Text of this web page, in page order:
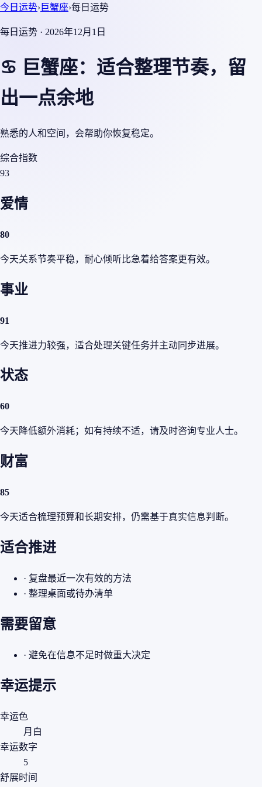
今日运势›巨蟹座›每日运势
每日运势 · 2026年12月1日
♋ 巨蟹座：适合整理节奏，留
出一点余地
熟悉的人和空间，会帮助你恢复稳定。
综合指数
93
爱情
80
今天关系节奏平稳，耐心倾听比急着给答案更有效。
事业
91
今天推进力较强，适合处理关键任务并主动同步进展。
状态
60
今天降低额外消耗；如有持续不适，请及时咨询专业人士。
财富
85
今天适合梳理预算和长期安排，仍需基于真实信息判断。
适合推进
· 复盘最近一次有效的方法
· 整理桌面或待办清单
需要留意
· 避免在信息不足时做重大决定
幸运提示
幸运色
月白
幸运数字
5
舒展时间